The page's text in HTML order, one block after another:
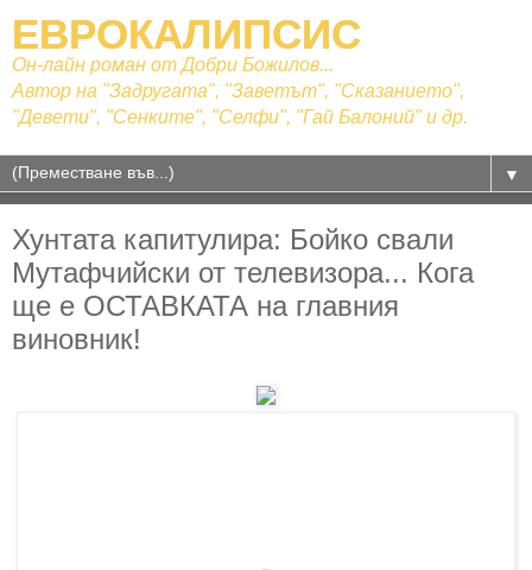
ЕВРОКАЛИПСИС
Он-лайн роман от Добри Божилов...
Автор на "Задругата", "Заветът", "Сказанието",
"Девети", "Сенките", "Селфи", "Гай Балоний" и др.
▼
Хунтата капитулира: Бойко свали
Мутафчийски от телевизора... Кога
ще е ОСТАВКАТА на главния
виновник!